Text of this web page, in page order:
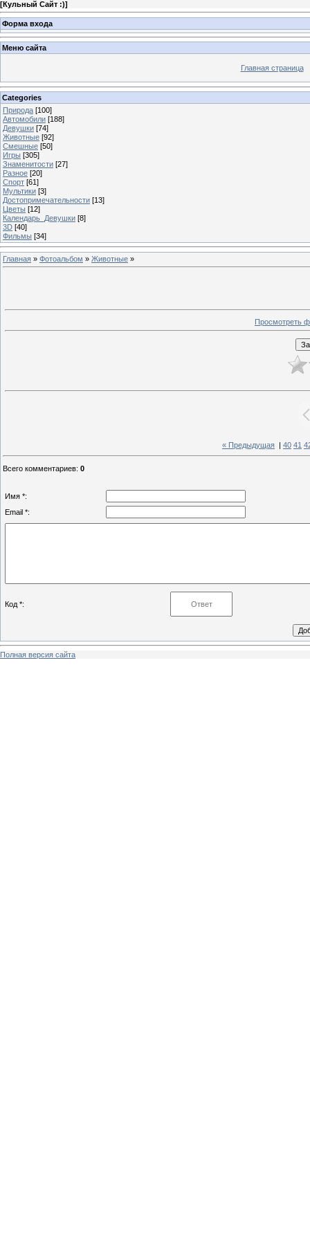
[Кульный Сайт :)]
Форма входа
Меню сайта
Главная страница
Categories
Природа [100]
Автомобили [188]
Девушки [74]
Животные [92]
Смешные [50]
Игры [305]
Знаменитости [27]
Разное [20]
Спорт [61]
Мультики [3]
Достопримечательности [13]
Цветы [12]
Календарь_Девушки [8]
3D [40]
Фильмы [34]
Главная » Фотоальбом » Животные »
Просмотреть
« Предыдущая 40 41
Всего комментариев: 0
Имя *:
Email *:
Код *:
Полная версия сайта